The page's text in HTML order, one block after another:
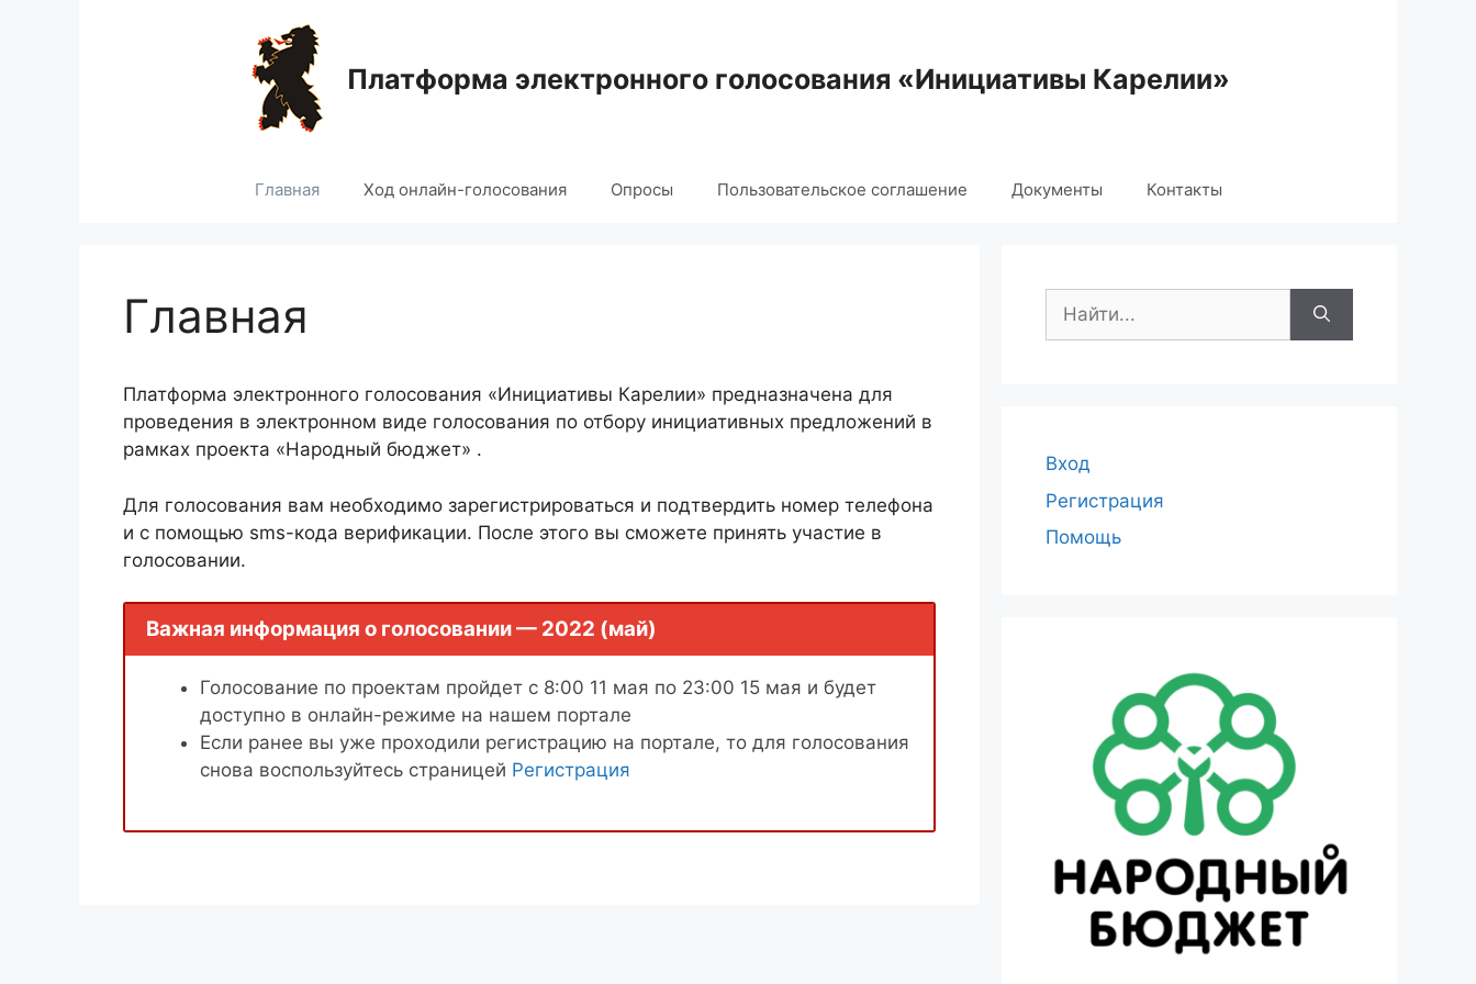
Платформа электронного голосования «Инициативы Карелии»
Главная Ход онлайн-голосования Опросы Пользовательское соглашение Документы Контакты
Главная
Платформа электронного голосования «Инициативы Карелии» предназначена для
проведения в электронном виде голосования по отбору инициативных предложений в
рамках проекта «Народный бюджет» .
Для голосования вам необходимо зарегистрироваться и подтвердить номер телефона
и с помощью sms-кода верификации. После этого вы сможете принять участие в
голосовании.
Важная информация о голосовании — 2022 (май)
Голосование по проектам пройдет с 8:00 11 мая по 23:00 15 мая и будет
доступно в онлайн-режиме на нашем портале
Если ранее вы уже проходили регистрацию на портале, то для голосования
снова воспользуйтесь страницей Регистрация
Поиск:
Вход
Регистрация
Помощь